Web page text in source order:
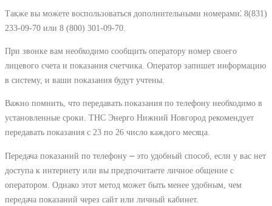
Также вы можете воспользоваться дополнительными номерами⁚ 8(831)
233-09-70 или 8 (800) 301-09-70.
При звонке вам необходимо сообщить оператору номер своего
лицевого счета и показания счетчика. Оператор запишет информацию
в систему, и ваши показания будут учтены.
Важно помнить, что передавать показания по телефону необходимо в
установленные сроки. ТНС Энерго Нижний Новгород рекомендует
передавать показания с 23 по 26 число каждого месяца.
Передача показаний по телефону ⎼ это удобный способ, если у вас нет
доступа к интернету или вы предпочитаете личное общение с
оператором. Однако этот метод может быть менее удобным, чем
передача показаний через сайт или личный кабинет.